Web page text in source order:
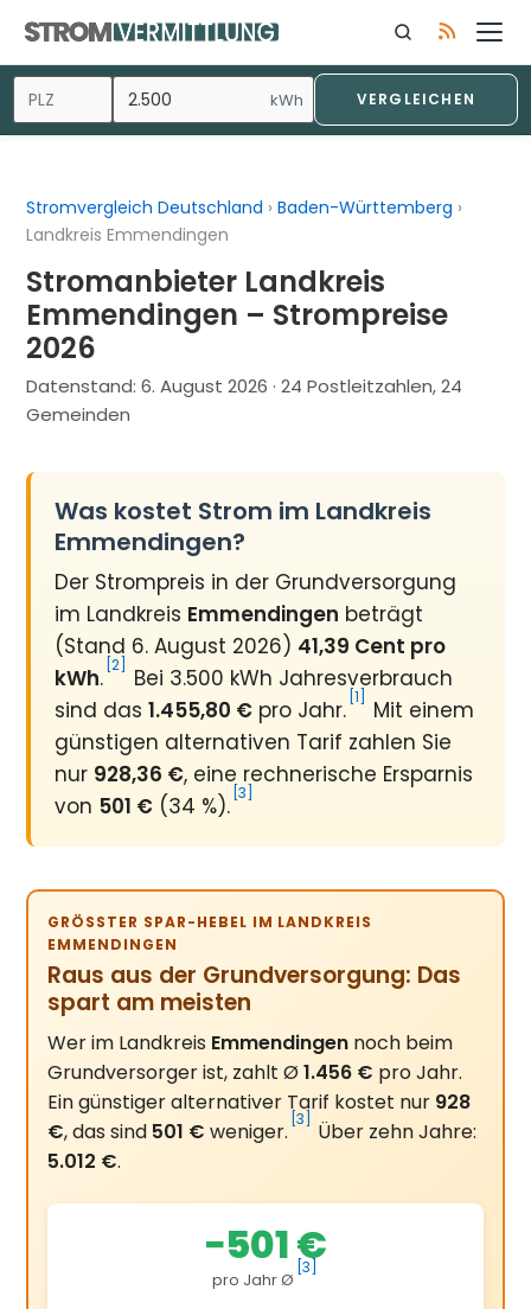
Inhalt
springen
kWh VERGLEICHEN
Stromvergleich Deutschland ›Baden-Württemberg ›
Landkreis Emmendingen
Stromanbieter Landkreis
Emmendingen – Strompreise
2026
Datenstand:6. August 2026 · 24 Postleitzahlen, 24
Gemeinden
Was kostet Strom im Landkreis
Emmendingen?
Der Strompreis in der Grundversorgung
im Landkreis Emmendingen beträgt
(Stand 6. August 2026) 41,39 Cent pro
kWh. [2]
Bei 3.500 kWh Jahresverbrauch
sind das1.455,80 € pro Jahr. [1]
Mit einem
günstigen alternativen Tarif zahlen Sie
nur 928,36 €, eine rechnerische Ersparnis
von 501 € (34 %). [3]
GRÖSSTER SPAR-HEBEL IM LANDKREIS E
MMENDINGEN
Raus aus der Grundversorgung: Das
spart am meisten
Wer im Landkreis Emmendingen noch beim
Grundversorger ist, zahlt Ø1.456 € pro Jahr.
Ein günstiger alternativer Tarif kostet nur 928
€, das sind 501 € weniger. [3]
Über zehn Jahre:
5.012 €.
−501 €
pro Jahr Ø
[3]